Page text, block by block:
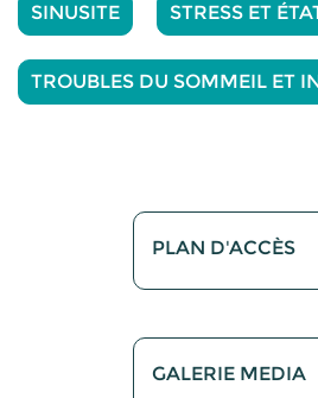
SINUSITE STRESS ET
TROUBLES DU SOMMEIL ET
PLAN D'ACCÈS
GALERIE MEDIA